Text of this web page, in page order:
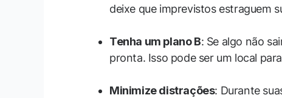
deixe que imprevistos estraguem
Tenha um plano B: Se algo não
pronta. Isso pode ser um local
Minimize distrações: Durante